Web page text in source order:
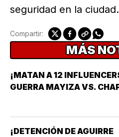
seguridad en la ciudad.
Compartir:
MÁS
¡MATAN A 12
GUERRA MAYIZA VS.
¡DETENCIÓN DE AGUIRRE